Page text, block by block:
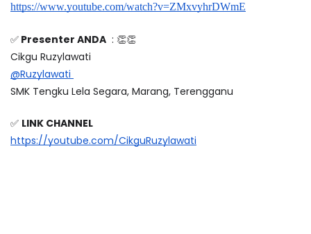
https://www.youtube.com/watch?v=ZMxvyhrDWmE
✅ Presenter ANDA : 👏👏
Cikgu Ruzylawati
@Ruzylawati
SMK Tengku Lela Segara, Marang, Terengganu
✅ LINK CHANNEL
https://youtube.com/CikguRuzylawati